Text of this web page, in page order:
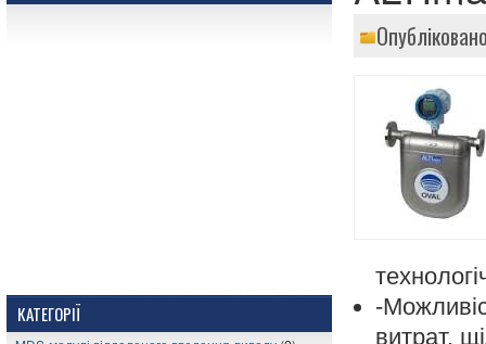
КАТЕГОРІЇ
-
витрат,